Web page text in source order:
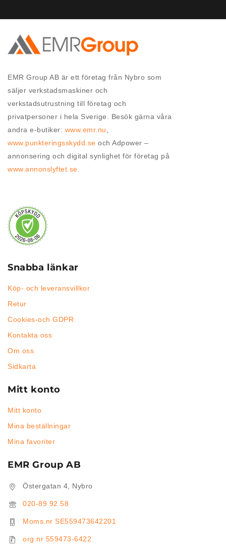
EMR Group AB är ett företag från Nybro som
säljer verkstadsmaskiner och
verkstadsutrustning till företag och
privatpersoner i hela Sverige. Besök gärna våra
andra e-butiker: www.emr.nu,
www.punkteringsskydd.se och Adpower –
annonsering och digital synlighet för företag på
www.annonslyftet.se.
Snabba länkar
Köp- och leveransvillkor
Retur
Cookies-och GDPR
Kontakta oss
Om oss
Sidkarta
Mitt konto
Mitt konto
Mina beställningar
Mina favoriter
EMR Group AB
Östergatan 4, Nybro
020-89 92 58
Moms.nr SE559473642201
org.nr 559473-6422